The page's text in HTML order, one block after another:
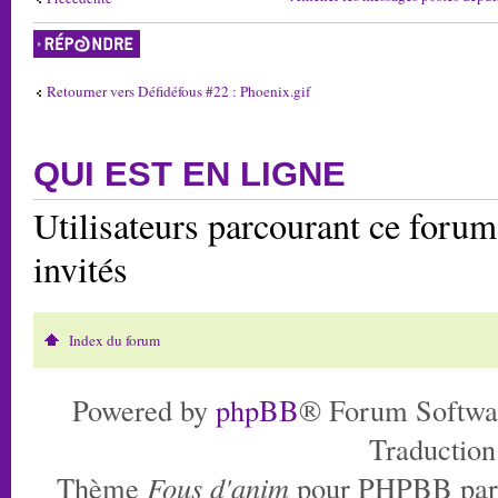
Répondre
Retourner vers Défidéfous #22 : Phoenix.gif
QUI EST EN LIGNE
Utilisateurs parcourant ce
invités
Index du forum
Powered by phpBB® Forum
Thème Fous d'anim pour PHPBB